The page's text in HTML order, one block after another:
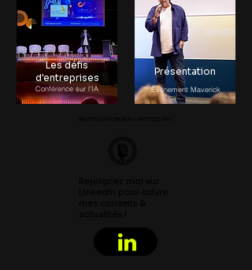
Les défis
d'entreprises
Conférence sur l'IA
Présentation
Événement Maverick